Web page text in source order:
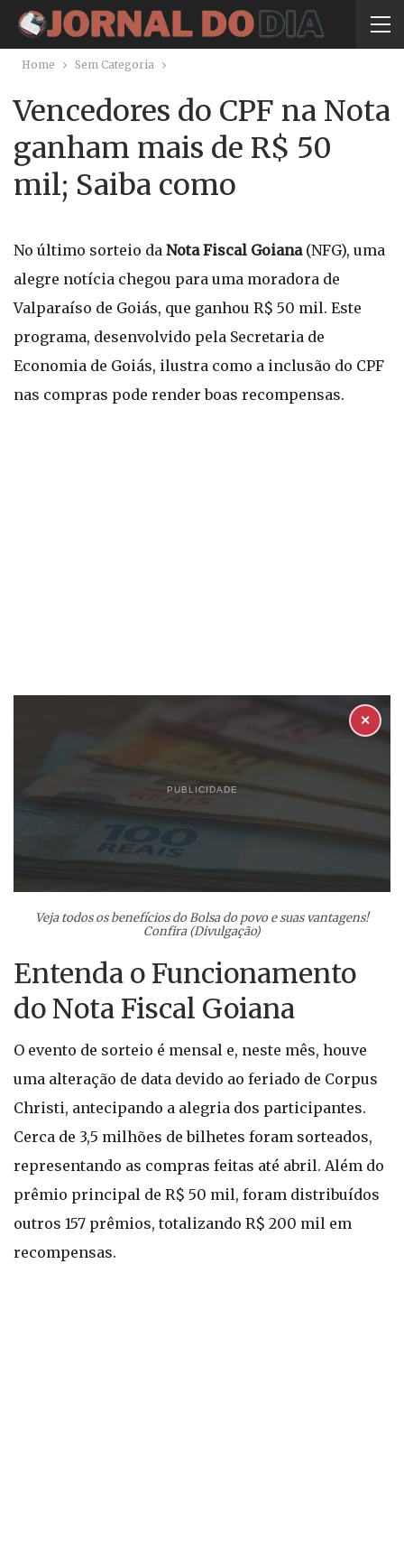
Home Sem Categoria
Vencedores do CPF na Nota
ganham mais de R$ 50
mil; Saiba como
No último sorteio da Nota Fiscal Goiana(NFG), uma
alegre notícia chegou para uma moradora de
Valparaíso de Goiás, que ganhou R$ 50 mil. Este
programa, desenvolvido pela Secretaria de
Economia de Goiás, ilustra como a inclusão do CPF
nas compras pode render boas recompensas.
PUBLICIDADE
✕
Veja todos os benefícios do Bolsa do povo e suas vantagens!
Confira (Divulgação)
Entenda o Funcionamento
do Nota Fiscal Goiana
O evento de sorteio é mensal e, neste mês, houve
uma alteração de data devido ao feriado de Corpus
Christi, antecipando a alegria dos participantes.
Cerca de 3,5 milhões de bilhetes foram sorteados,
representando as compras feitas até abril. Além do
prêmio principal de R$ 50 mil, foram distribuídos
outros 157 prêmios, totalizando R$ 200 mil em
recompensas.